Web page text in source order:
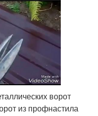
ворот
из профнастила